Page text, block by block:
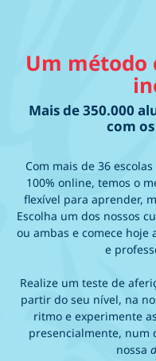
Um método
Mais de 350.000
com
Com mais de 36
100% online, temos o
flexível para aprender,
Escolha um dos nossos
ou ambas e comece hoje
e
Realize um teste de
partir do seu nível, na
ritmo e experimente
presencialmente, num
nossa